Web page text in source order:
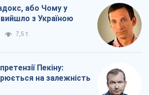
або Чому у
вийшло з Україною
7,5 т.
Пекіну:
на залежність